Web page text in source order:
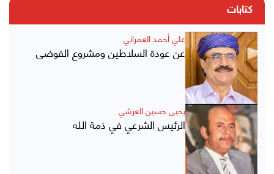
كتابات
علي أحمد العمراني
عن عودة السلاطين ومشروع الفوضى
يحيى حسين العرشي
الرئيس الشرعي في ذمة الله